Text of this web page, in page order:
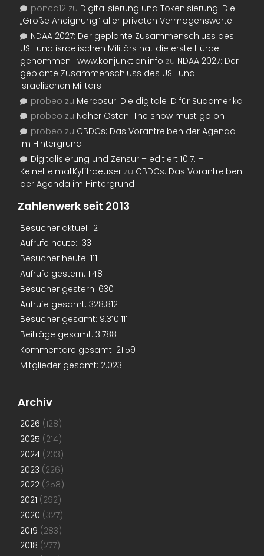
ponca12 zu Digitalisierung und Tokenisierung: Die
„Große Aneignung“ aller privaten Vermögenswerte
NDAA 2027: Der geplante Zusammenschluss des
US- und israelischen Militärs hat die erste Hürde
genommen | www.konjunktion.info zu NDAA 2027: Der
geplante Zusammenschluss des US- und
israelischen Militärs
probeo zu Mercosur: Die digitale ID für Südamerika
probeo zu Naher Osten: The show must go on
probeo zu CBDCs: Das Vorantreiben der Agenda
im Hintergrund
Digitalisierung und Zensur – editiert 10.7. –
KeineHeimatKyffhaeuser zu CBDCs: Das Vorantreiben
der Agenda im Hintergrund
Zahlenwerk seit 2013
Besucher aktuell: 2
Aufrufe heute: 133
Besucher heute: 111
Aufrufe gestern: 1.481
Besucher gestern: 630
Aufrufe gesamt: 328.812
Besucher gesamt: 9.310.111
Beiträge gesamt: 3.788
Kommentare gesamt: 21.591
Mitglieder gesamt: 2.023
Archiv
2026 (128)
2025 (214)
2024 (233)
2023 (226)
2022 (258)
2021 (292)
2020 (327)
2019 (283)
2018 (277)